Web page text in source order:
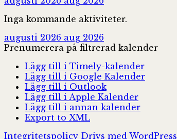
Inga kommande aktiviteter.
augusti 2026 aug 2026
Prenumerera på filtrerad kalender
Lägg till i Timely-kalender
Lägg till i Google Kalender
Lägg till i Outlook
Lägg till i Apple Kalender
Lägg till i annan kalender
Export to XML
Integritetspolicy Drivs med WordPress